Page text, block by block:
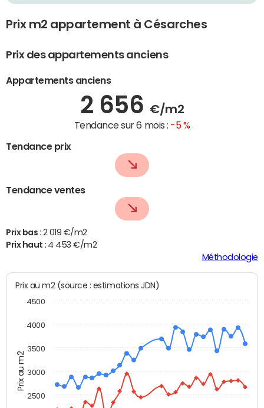
Prix m2 appartement à Césarches
Prix des appartements anciens
Appartements anciens
2 656 €/m2
Tendance sur 6 mois : -5 %
Tendance prix
Tendance ventes
Prix bas : 2 019 €/m2
Prix haut : 4 453 €/m2
Méthodologie
Prix au m2
Prix au m2 (source : estimations JDN)
2500
3000
3500
4000
4500